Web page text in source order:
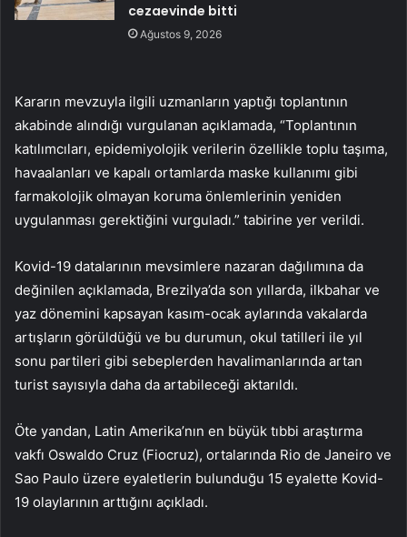
cezaevinde bitti
Ağustos 9, 2026
Kararın mevzuyla ilgili uzmanların yaptığı toplantının
akabinde alındığı vurgulanan açıklamada, “Toplantının
katılımcıları, epidemiyolojik verilerin özellikle toplu taşıma,
havaalanları ve kapalı ortamlarda maske kullanımı gibi
farmakolojik olmayan koruma önlemlerinin yeniden
uygulanması gerektiğini vurguladı.” tabirine yer verildi.
Kovid-19 datalarının mevsimlere nazaran dağılımına da
değinilen açıklamada, Brezilya’da son yıllarda, ilkbahar ve
yaz dönemini kapsayan kasım-ocak aylarında vakalarda
artışların görüldüğü ve bu durumun, okul tatilleri ile yıl
sonu partileri gibi sebeplerden havalimanlarında artan
turist sayısıyla daha da artabileceği aktarıldı.
Öte yandan, Latin Amerika’nın en büyük tıbbi araştırma
vakfı Oswaldo Cruz (Fiocruz), ortalarında Rio de Janeiro ve
Sao Paulo üzere eyaletlerin bulunduğu 15 eyalette Kovid-
19 olaylarının arttığını açıkladı.